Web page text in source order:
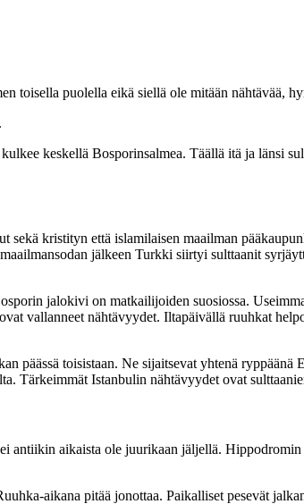
toisella puolella eikä siellä ole mitään nähtävää,
keskellä Bosporinsalmea. Täällä itä ja länsi
kristityn että islamilaisen maailman
jälkeen Turkki siirtyi sulttaanit
jalokivi on matkailijoiden suosiossa.
vallanneet nähtävyydet. Iltapäivällä ruuhkat
toisistaan. Ne sijaitsevat yhtenä ryppäänä
Tärkeimmät Istanbulin nähtävyydet ovat
antiikin aikaista ole juurikaan jäljellä. Hippodromin
aikana pitää jonottaa. Paikalliset pesevät